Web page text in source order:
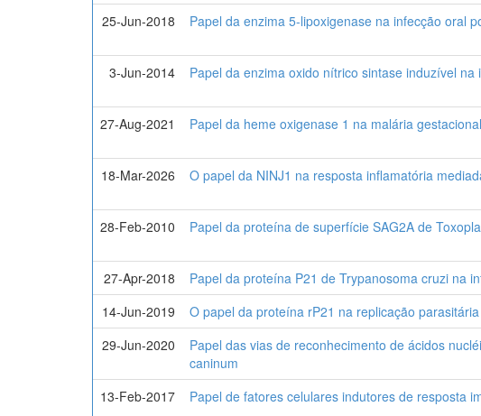
25-Jun-2018
Papel da enzima 5-lipoxigenase na infecção oral
3-Jun-2014
Papel da enzima oxido nítrico sintase induzível
27-Aug-2021
Papel da heme oxigenase 1 na malária
18-Mar-2026
O papel da NINJ1 na resposta inflamatória
28-Feb-2010
Papel da proteína de superfície SAG2A de
27-Apr-2018
Papel da proteína P21 de Trypanosoma cruzi na
14-Jun-2019
O papel da proteína rP21 na replicação
29-Jun-2020
Papel das vias de reconhecimento de ácidos
caninum
13-Feb-2017
Papel de fatores celulares indutores de resposta